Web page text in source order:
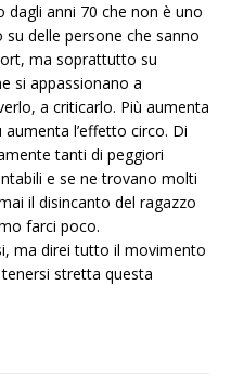
anni 70 che non è uno
delle persone che sanno
ma soprattutto su
si appassionano a
a criticarlo. Più aumenta
l’effetto circo. Di
tanti di peggiori
e se ne trovano molti
il disincanto del ragazzo
farci poco.
ma direi tutto il movimento
stretta questa